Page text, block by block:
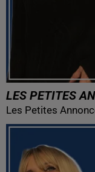
LES PETITES
Les Petites